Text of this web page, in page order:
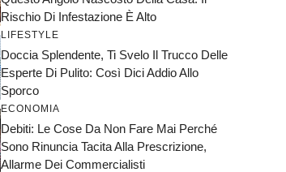
Rischio Di Infestazione È Alto
LIFESTYLE
Doccia Splendente, Ti Svelo Il Trucco Delle
Esperte Di Pulito: Così Dici Addio Allo
Sporco
ECONOMIA
Debiti: Le Cose Da Non Fare Mai Perché
Sono Rinuncia Tacita Alla Prescrizione,
Allarme Dei Commercialisti